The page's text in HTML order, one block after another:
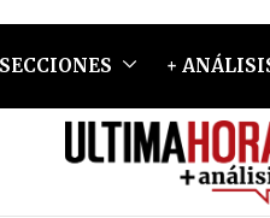
SECCIONES +